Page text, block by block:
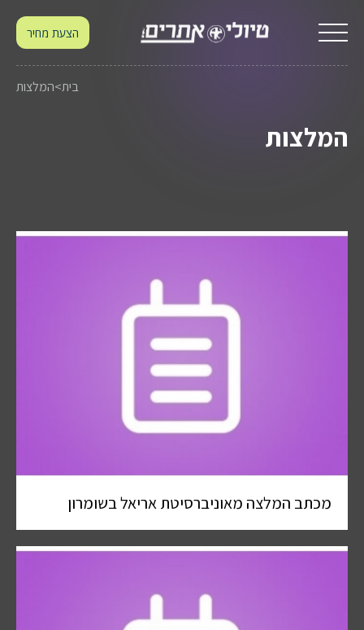
הצעת מחיר
בית>המלצות
המלצות
מכתב המלצה מאוניברסיטת אריאל בשומרון